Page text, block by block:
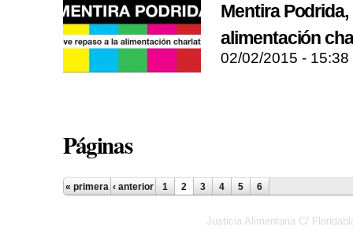
Mentira
alimentación
02/02/2015 - 15:38
Páginas
« primera ‹ anterior 1 2 3 4 5 6
Justicia Alimentaria C/